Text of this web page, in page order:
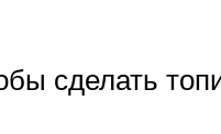
сделать